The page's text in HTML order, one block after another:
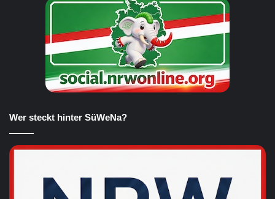
Wer steckt hinter SüWeNa?